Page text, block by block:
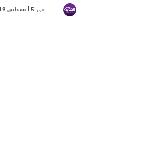
في 5 أغسطس 2019 الساعة 22 و 33 دقيقة